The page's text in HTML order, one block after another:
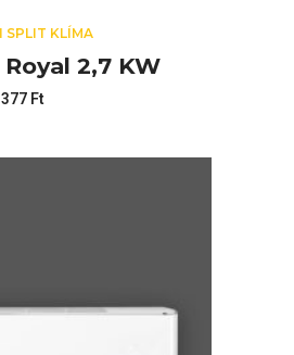
SPLIT KLÍMA
2,7 KW
Ft